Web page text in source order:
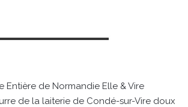
Entière de Normandie Elle & Vire
de la laiterie de Condé-sur-Vire doux